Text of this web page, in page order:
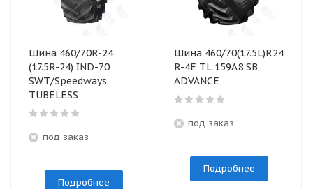
Шина 460/70R-24
(17.5R-24) IND-70
SWT/Speedways
TUBELESS
под заказ
Подробнее
Шина 460/70(17.5L)R24
R-4E TL 159A8 SB
ADVANCE
под заказ
Подробнее